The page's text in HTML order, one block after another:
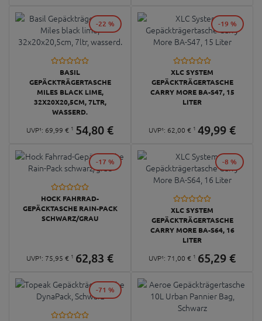
BASIL
GEPÄCKTRÄGERTASCHE
MILES BLACK LIME,
32X20X20,5CM, 7LTR,
WASSERD.
UVP¹: 69, 99 € 1 54,80€
-22 %
XLC SYSTEM
GEPÄCKTRÄGERTASCHE
CARRY MORE BA-S47, 15
LITER
UVP¹: 62, 00 € 1 49,99€
-19 %
HOCK FAHRRAD-
GEPÄCKTASCHE RAIN-PACK
SCHWARZ/GRAU
UVP¹: 75, 95 € 1 62,83 €
-17 %
XLC SYSTEM
GEPÄCKTRÄGERTASCHE
CARRY MORE BA-S64, 16
LITER
UVP¹: 71, 00 € 1 65,29€
-8 %
-71 %